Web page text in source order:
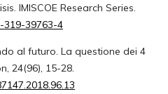
IMISCOE Research Series.
319-39763-4
al futuro. La questione dei 4
24(96), 15-28.